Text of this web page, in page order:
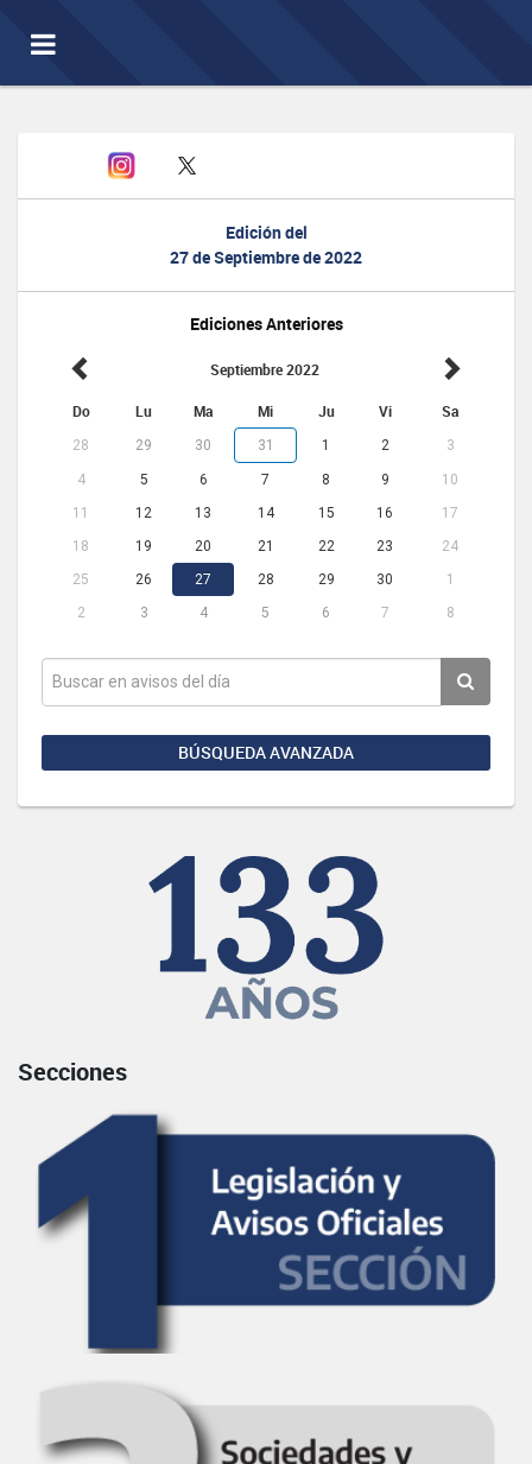
Toggle
navigation
Edición del
27 de Septiembre de 2022
Ediciones Anteriores
Septiembre 2022
Do Lu Ma Mi Ju Vi Sa
28 29 30 31 1 2 3
4 5 6 7 8 9
10
11
12 13 14 15 16
17
18
19 20 21 22 23
24
25
26 27 28 29 30
1
2
3 4 5 6 7 8
BÚSQUEDA AVANZADA
Secciones